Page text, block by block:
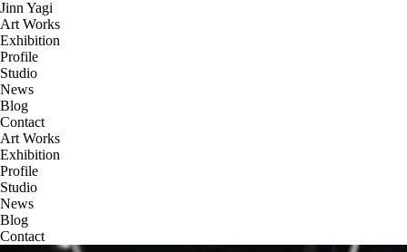
Jinn Yagi
Art Works
Exhibition
Profile
Studio
News
Blog
Contact
Art Works
Exhibition
Profile
Studio
News
Blog
Contact